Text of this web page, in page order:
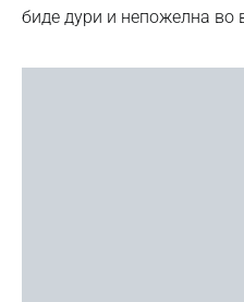
биде дури и непожелна во